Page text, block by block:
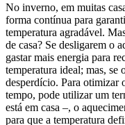
No inverno, em muitas
forma contínua para
temperatura agradável.
de casa? Se desligarem o
gastar mais energia para
temperatura ideal; mas, se
desperdício. Para otimizar
tempo, pode utilizar um
está em casa –, o
para que a temperatura